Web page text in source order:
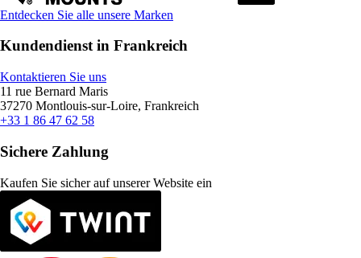
Entdecken Sie alle unsere Marken
Kundendienst in Frankreich
Kontaktieren Sie uns
11 rue Bernard Maris
37270 Montlouis-sur-Loire, Frankreich
+33 1 86 47 62 58
Sichere Zahlung
Kaufen Sie sicher auf unserer Website ein